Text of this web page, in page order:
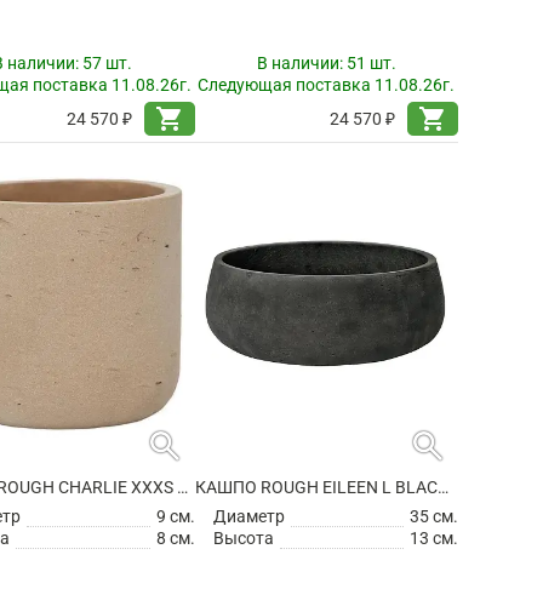
наличии: 57 шт.
поставка 11.08.26г.
24 570 ₽
shopping_cart
В наличии: 51 шт.
Следующая поставка 11.08.26г.
24 570 ₽
shopping_cart
search
КАШПО ROUGH CHARLIE XXXS CLAY WASHED
9 см.
8 см.
search
КАШПО ROUGH EILEEN L BLACK WASHED
Диаметр
35 см.
Высота
13 см.